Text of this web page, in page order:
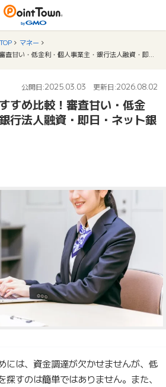
マネー
公開日:2025.03.03 更新日:2026.08.02
すめ比較！審査甘い・低金
行法人融資・即日・ネット銀
には、資金調達が欠かせませんが、低
すのは簡単ではありません。また、